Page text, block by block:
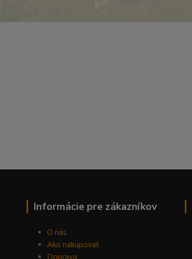
Informácie pre zákazníkov
O nás
Ako nakupovať
Doprava